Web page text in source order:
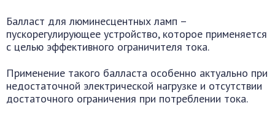
Балласт для люминесцентных ламп –
пускорегулирующее устройство, которое применяется
с целью эффективного ограничителя тока.
Применение такого балласта особенно актуально при
недостаточной электрической нагрузке и отсутствии
достаточного ограничения при потреблении тока.